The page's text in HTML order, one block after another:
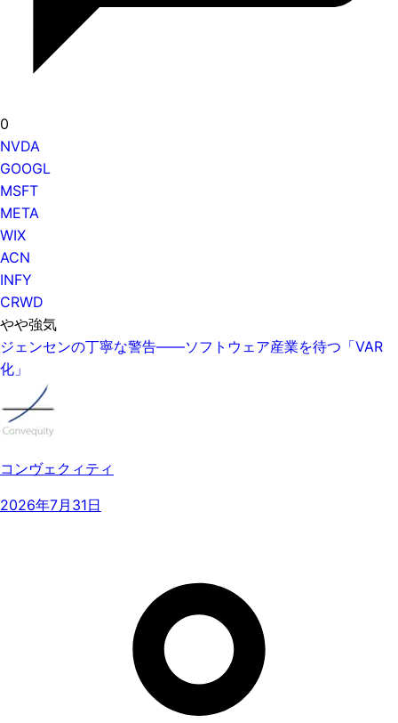
0
NVDA
GOOGL
MSFT
META
WIX
ACN
INFY
CRWD
やや強気
ジェンセンの丁寧な警告——ソフトウェア産業を待つ「VAR
化」
コンヴェクィティ
2026年7月31日